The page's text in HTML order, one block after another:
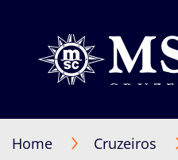
Home Cruzeiros